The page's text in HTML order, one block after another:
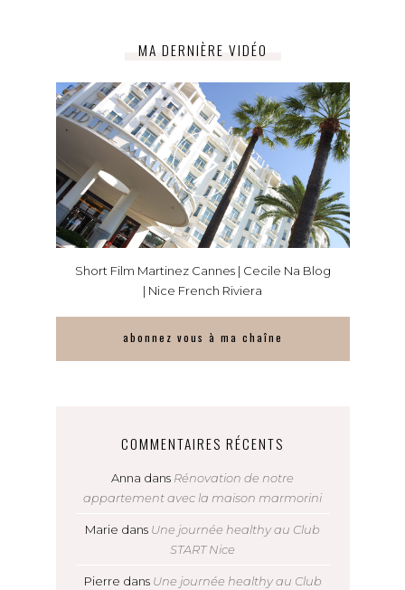
MA DERNIÈRE VIDÉO
Short Film Martinez Cannes | Cecile Na Blog
| Nice French Riviera
abonnez vous à ma chaîne
COMMENTAIRES RÉCENTS
Anna dans Rénovation de notre
appartement avec la maison marmorini
Marie dans Une journée healthy au Club
START Nice
Pierre dans Une journée healthy au Club